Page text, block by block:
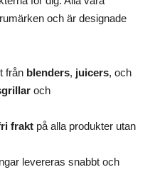
och är designade
från blenders, juicers, och
och
frakt på alla produkter utan
levereras snabbt och